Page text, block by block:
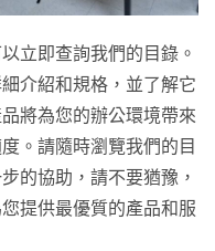
立即查詢我們的目錄。
介紹和規格，並了解它
將為您的辦公環境帶來
。請隨時瀏覽我們的目
的協助，請不要猶豫，
提供最優質的產品和服